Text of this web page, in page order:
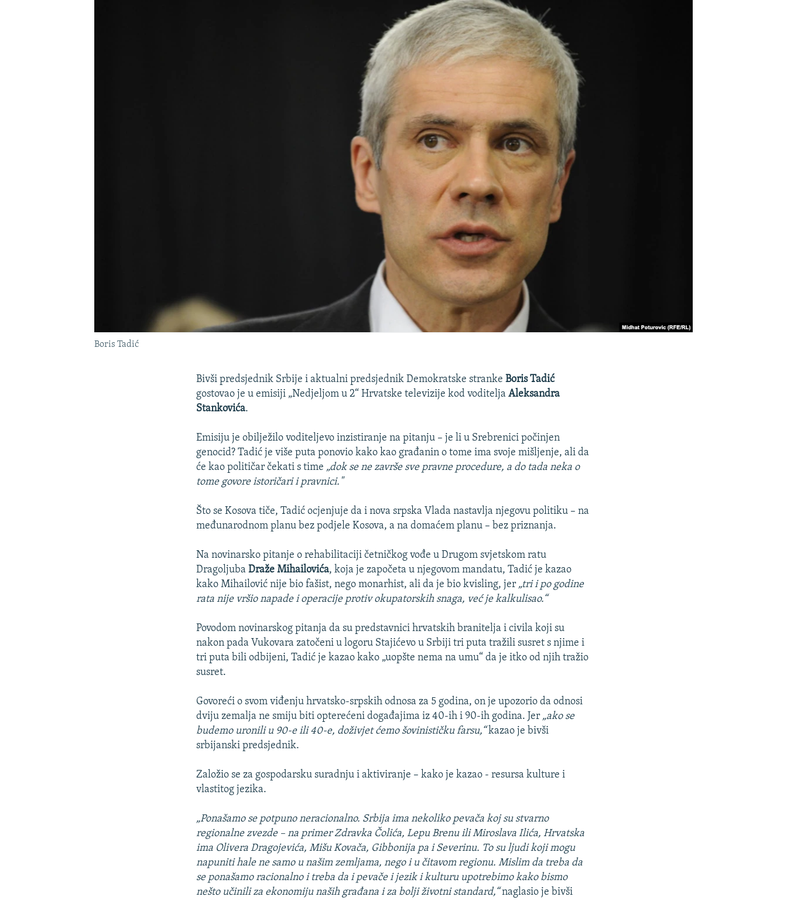
Boris Tadić
Bivši predsjednik Srbije i aktualni predsjednik Demokratske strankeBoris Tadić
gostovao je u emisiji „Nedjeljom u 2“ Hrvatske televizije kod voditelja Aleksandra
Stankovića.
Emisiju je obilježilo voditeljevo inzistiranje na pitanju – je li u Srebrenici počinjen
genocid? Tadić je više puta ponovio kako kao građanin o tome ima svoje mišljenje, ali da
će kao političar čekati s time „dok se ne završe sve pravne procedure, a do tada neka o
tome govore istoričari i pravnici."
Što se Kosova tiče, Tadić ocjenjuje da i nova srpska Vlada nastavlja njegovu politiku – na
međunarodnom planu bez podjele Kosova, a na domaćem planu – bez priznanja.
Na novinarsko pitanje o rehabilitaciji četničkog vođe u Drugom svjetskom ratu
DragoljubaDraže Mihailovića, koja je započeta u njegovom mandatu, Tadić je kazao
kako Mihailović nije bio fašist, nego monarhist, ali da je bio kvisling, jer „tri i po godine
rata nije vršio napade i operacije protiv okupatorskih snaga, već je kalkulisao.“
Povodom novinarskog pitanja da su predstavnici hrvatskih branitelja i civila koji su
nakon pada Vukovara zatočeni u logoru Stajićevo u Srbiji tri puta tražili susret s njime i
tri puta bili odbijeni, Tadić je kazao kako „uopšte nema na umu“ da je itko od njih tražio
susret.
Govoreći o svom viđenju hrvatsko-srpskih odnosa za 5 godina, on je upozorio da odnosi
dviju zemalja ne smiju biti opterećeni događajima iz 40-ih i 90-ih godina. Jer „ako se
budemo uronili u 90-e ili 40-e, doživjet ćemo šovinističku farsu,“kazao je bivši
srbijanski predsjednik.
Založio se za gospodarsku suradnju i aktiviranje – kako je kazao - resursa kulture i
vlastitog jezika.
„Ponašamo se potpuno neracionalno. Srbija ima nekoliko pevača koj su stvarno
regionalne zvezde – na primer Zdravka Čolića, Lepu Brenu ili Miroslava Ilića, Hrvatska
ima Olivera Dragojevića, Mišu Kovača, Gibbonija pa i Severinu. To su ljudi koji mogu
napuniti hale ne samo u našim zemljama, nego i u čitavom regionu. Mislim da treba da
se ponašamo racionalno i treba da i pevače i jezik i kulturu upotrebimo kako bismo
nešto učinili za ekonomiju naših građana i za bolji životni standard,“naglasio je bivši